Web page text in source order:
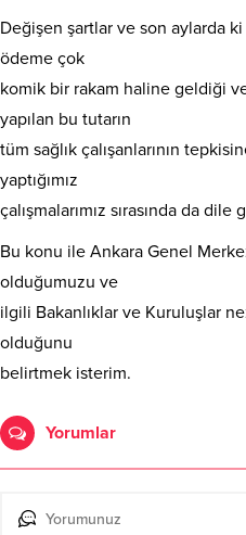
Değişen şartlar ve son aylarda ki
ödeme çok
komik bir rakam haline geldiği
yapılan bu tutarın
tüm sağlık çalışanlarının
yaptığımız
çalışmalarımız sırasında da dile
Bu konu ile Ankara Genel
olduğumuzu ve
ilgili Bakanlıklar ve Kuruluşlar
olduğunu
belirtmek isterim.
Yorumlar